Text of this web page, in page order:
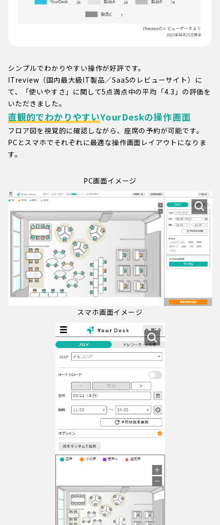
シンプルでわかりやすい操作が好評です。
ITreview（国内最大級IT製品／SaaSのレビューサイト）に
て、「使いやすさ」に関して5点満点中の平均「4.3」の評価を
いただきました。
直観的でわかりやすいYourDeskの操作画面
フロア図を視覚的に確認しながら、座席の予約が可能です。
PCとスマホでそれぞれに最適な操作画面レイアウトになりま
す。
PC画面イメージ
スマホ画面イメージ